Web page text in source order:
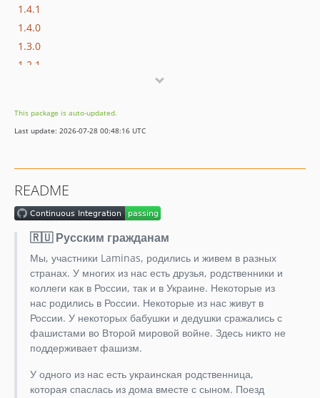
1.4.1
1.4.0
1.3.0
1.2.1
1.0.3
1.0.2
1.0.0beta3
1.0.0beta2
1.0.0beta1
0.8.0
0.7.0
0.6.0
dev-dependabot/composer/phpunit/phpunit-9.6.33
This package is auto-updated.
Last update: 2026-07-28 00:48:16 UTC
README
🇷🇺 Русским гражданам
Мы, участники Laminas, родились и живем в разных
странах. У многих из нас есть друзья, родственники и
коллеги как в России, так и в Украине. Некоторые из
нас родились в России. Некоторые из нас живут в
России. У некоторых бабушки и дедушки сражались с
фашистами во Второй мировой войне. Здесь никто не
поддерживает фашизм.
У одного из нас есть украинская родственница,
которая спаслась из дома вместе с сыном. Поезд